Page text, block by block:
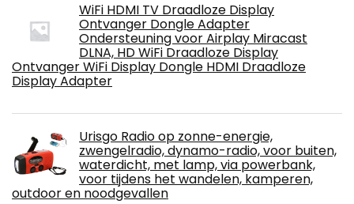
WiFi HDMI TV Draadloze Display
Ontvanger Dongle Adapter
Ondersteuning voor Airplay Miracast
DLNA, HD WiFi Draadloze Display
Ontvanger WiFi Display Dongle HDMI Draadloze
Display Adapter
Urisgo Radio op zonne-energie,
zwengelradio, dynamo-radio, voor buiten,
waterdicht, met lamp, via powerbank,
voor tijdens het wandelen, kamperen,
outdoor en noodgevallen